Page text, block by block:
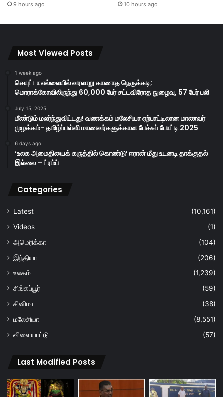
9 hours ago 10 hours ago
Most Viewed Posts
1 week ago
செயுட்டா எல்லையில் வரலாறு காணாத நெருக்கடி;
மொராக்கோவிலிருந்து 60,000 பேர் சட்டவிரோத நுழைவு, 57 பேர் பலி
July 15, 2025
மீண்டும் மலர்ந்துவிட்டது! வணக்கம் மலேசியா ஏற்பாட்டிலான மாணவர்
முழக்கம்- தமிழ்ப்பள்ளி மாணவர்களுக்கான பேச்சுப் போட்டி 2025
6 days ago
‘உலக அமைதியைக் கருத்தில் கொண்டு’ ஈரான் மீது உடனடி தாக்குதல்
இல்லை – ட்ரம்ப்
Categories
Latest
(10,161)
Videos
(1)
அமெரிக்கா
(104)
இந்தியா
(206)
உலகம்
(1,239)
சிங்கப்பூர்
(59)
சினிமா
(38)
மலேசியா
(8,551)
விளையாட்டு
(57)
Last Modified Posts